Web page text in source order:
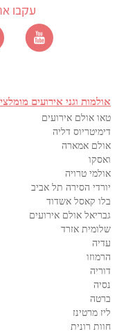
עקבו
אולמות וגני אירועים
טאו אולם אירועים
דימיטריוס דליה
אולם אמארה
ואסקו
אולמי טרויה
יורדי הסירה תל אביב
בלו קאסל אשדוד
גבריאל אולם אירועים
שלומית אזרד
עדיה
הרמוזו
דוריה
נסיה
ברטה
ליז מרטינז
חוות רונית